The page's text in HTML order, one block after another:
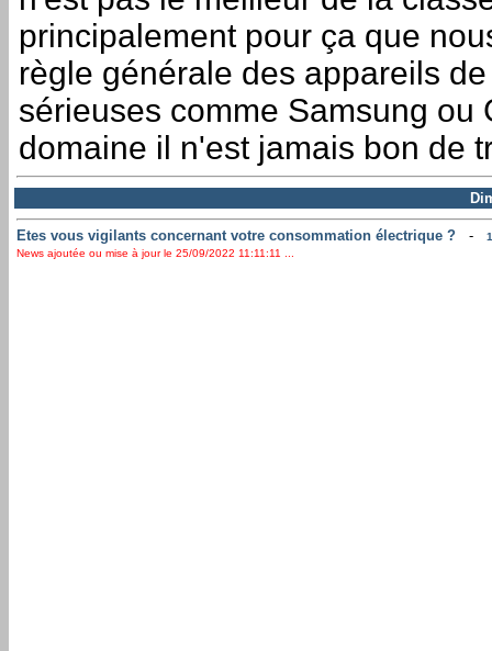
principalement pour ça que
règle générale des appareils
sérieuses comme Samsung ou
domaine il n'est jamais bon de
Etes vous vigilants concernant votre consommation électrique ? -
News ajoutée ou mise à jour le 25/09/2022 11:11:11 ...